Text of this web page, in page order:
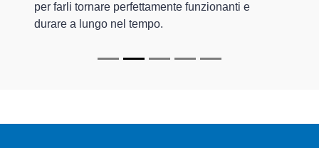
per farli tornare perfettamente funzionanti e
durare a lungo nel tempo.